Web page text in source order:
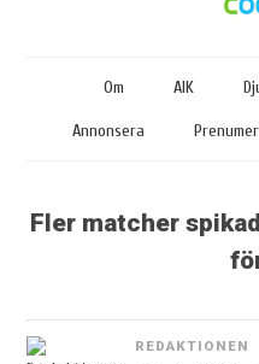
Om AIK
Annonsera
Fler matcher
REDAKTIONEN